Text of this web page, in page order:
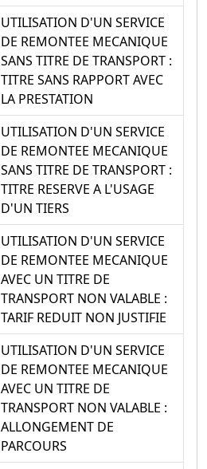
UTILISATION D'UN SERVICE
DE REMONTEE MECANIQUE
SANS TITRE DE TRANSPORT :
TITRE SANS RAPPORT AVEC
LA PRESTATION
UTILISATION D'UN SERVICE
DE REMONTEE MECANIQUE
SANS TITRE DE TRANSPORT :
TITRE RESERVE A L'USAGE
D'UN TIERS
UTILISATION D'UN SERVICE
DE REMONTEE MECANIQUE
AVEC UN TITRE DE
TRANSPORT NON VALABLE :
TARIF REDUIT NON JUSTIFIE
UTILISATION D'UN SERVICE
DE REMONTEE MECANIQUE
AVEC UN TITRE DE
TRANSPORT NON VALABLE :
ALLONGEMENT DE
PARCOURS